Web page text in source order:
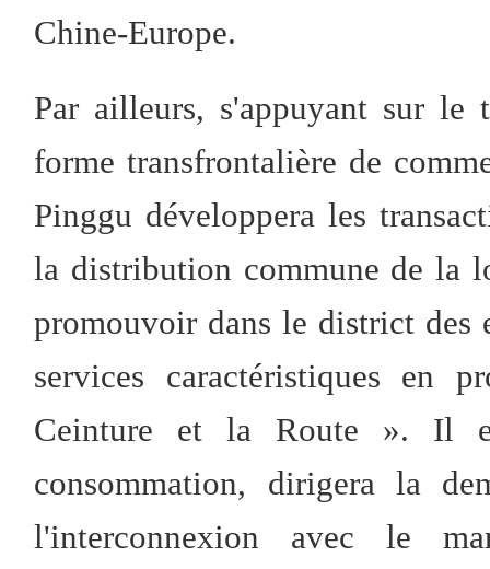
Chine-Europe.
Par ailleurs, s'appuyant sur
forme transfrontalière de
Pinggu développera les
la distribution commune de la
promouvoir dans le district des
services caractéristiques en
Ceinture et la Route ». Il
consommation, dirigera la
l'interconnexion avec le